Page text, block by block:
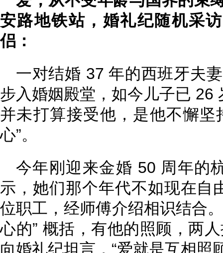
安路地铁站，婚礼纪随机采
侣：
一对结婚 37 年的西班牙夫
步入婚姻殿堂，如今儿子已 26
并未打算接受他，是他不懈坚
心”。
今年刚迎来金婚 50 周年的
示，她们那个年代不如现在自
位职工，经师傅介绍相识结合
心的” 概括，有他的照顾，两
向婚礼纪坦言，“爱就是互相照